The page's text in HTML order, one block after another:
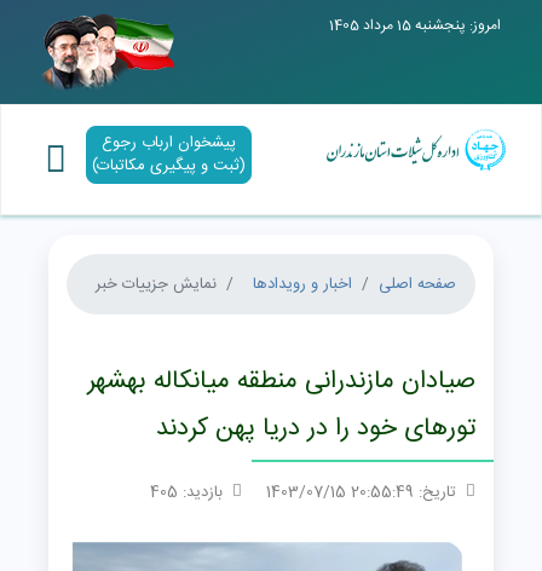
امروز: پنجشنبه 15 مرداد 1405
پیشخوان ارباب رجوع
(ثبت و پیگیری مکاتبات)
صفحه اصلی اخبار و رویدادها نمایش جزییات خبر
صیادان مازندرانی منطقه میانکاله بهشهر
تورهای خود را در دریا پهن کردند
تاریخ: 20:55:49 1403/07/15 بازدید: 405